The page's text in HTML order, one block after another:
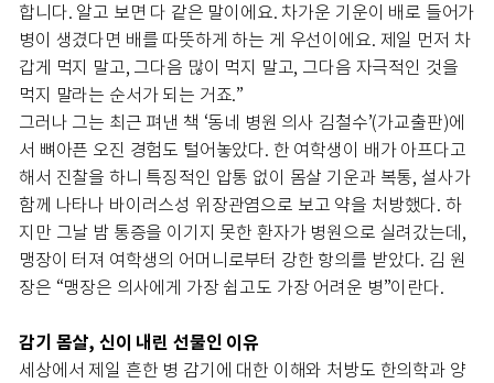
합니다. 알고 보면 다 같은 말이에요. 차가운 기운이 배로 들어가
병이 생겼다면 배를 따뜻하게 하는 게 우선이에요. 제일 먼저 차
갑게 먹지 말고, 그다음 많이 먹지 말고, 그다음 자극적인 것을
먹지 말라는 순서가 되는 거죠.”
그러나 그는 최근 펴낸 책 ‘동네 병원 의사 김철수’(가교출판)에
서 뼈아픈 오진 경험도 털어놓았다. 한 여학생이 배가 아프다고
해서 진찰을 하니 특징적인 압통 없이 몸살 기운과 복통, 설사가
함께 나타나 바이러스성 위장관염으로 보고 약을 처방했다. 하
지만 그날 밤 통증을 이기지 못한 환자가 병원으로 실려갔는데,
맹장이 터져 여학생의 어머니로부터 강한 항의를 받았다. 김 원
장은 “맹장은 의사에게 가장 쉽고도 가장 어려운 병”이란다.
감기 몸살, 신이 내린 선물인 이유
세상에서 제일 흔한 병 감기에 대한 이해와 처방도 한의학과 양